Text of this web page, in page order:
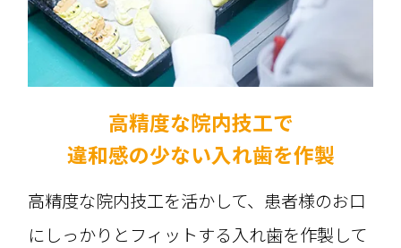
高精度な院内技工で
違和感の少ない入れ歯を作製
高精度な院内技工を活かして、患者様のお口
にしっかりとフィットする入れ歯を作製して